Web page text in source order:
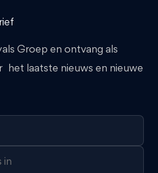
Groep en ontvang als
het laatste nieuws en nieuwe